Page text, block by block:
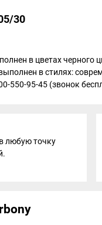
30
в цветах черного
в стилях:
550-95-45 (звонок
любую точку